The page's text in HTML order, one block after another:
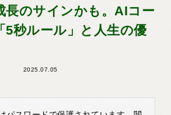
長のサインかも。AIコー
5秒ルール」と人生の優
2025.07.05